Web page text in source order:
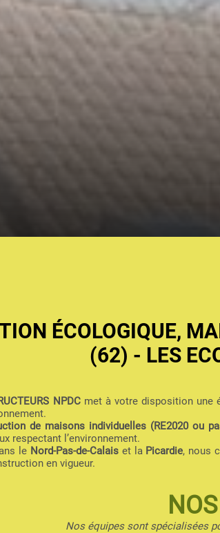
ÉCOLOGIQUE,
(62) - LES
NPDCmet à votre disposition une
de maisons individuelles (RE2020 ou
respectant l’environnement.
le Nord-Pas-de-Calaiset la Picardie, nous
en vigueur.
Nos équipes sont spécialisées